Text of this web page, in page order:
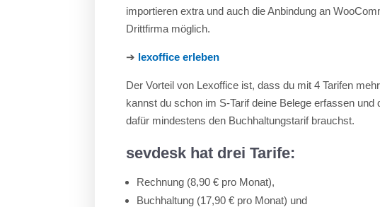
importieren extra und auch die Anbindung an
Drittfirma möglich.
➔ lexoffice erleben
Der Vorteil von Lexoffice ist, dass du mit 4 Tarifen
kannst du schon im S-Tarif deine Belege erfassen
dafür mindestens den Buchhaltungstarif brauchst.
sevdesk hat drei Tarife:
Rechnung (8,90 € pro Monat),
Buchhaltung (17,90 € pro Monat) und